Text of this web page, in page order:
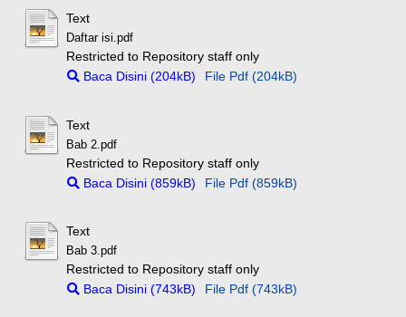
Text
Daftar isi.pdf
Restricted to Repository staff only
Baca Disini (204kB)
File Pdf (204kB)
Text
Bab 2.pdf
Restricted to Repository staff only
Baca Disini (859kB)
File Pdf (859kB)
Text
Bab 3.pdf
Restricted to Repository staff only
Baca Disini (743kB)
File Pdf (743kB)